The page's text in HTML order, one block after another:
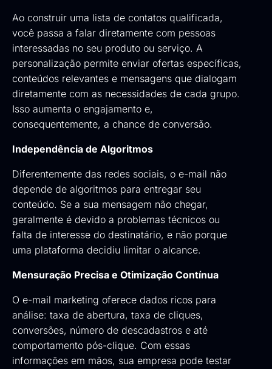
Ao construir uma lista de contatos qualificada,
você passa a falar diretamente com pessoas
interessadas no seu produto ou serviço. A
personalização permite enviar ofertas específicas,
conteúdos relevantes e mensagens que dialogam
diretamente com as necessidades de cada grupo.
Isso aumenta o engajamento e,
consequentemente, a chance de conversão.
Independência de Algoritmos
Diferentemente das redes sociais, o e-mail não
depende de algoritmos para entregar seu
conteúdo. Se a sua mensagem não chegar,
geralmente é devido a problemas técnicos ou
falta de interesse do destinatário, e não porque
uma plataforma decidiu limitar o alcance.
Mensuração Precisa e Otimização Contínua
O e-mail marketing oferece dados ricos para
análise: taxa de abertura, taxa de cliques,
conversões, número de descadastros e até
comportamento pós-clique. Com essas
informações em mãos, sua empresa pode testar